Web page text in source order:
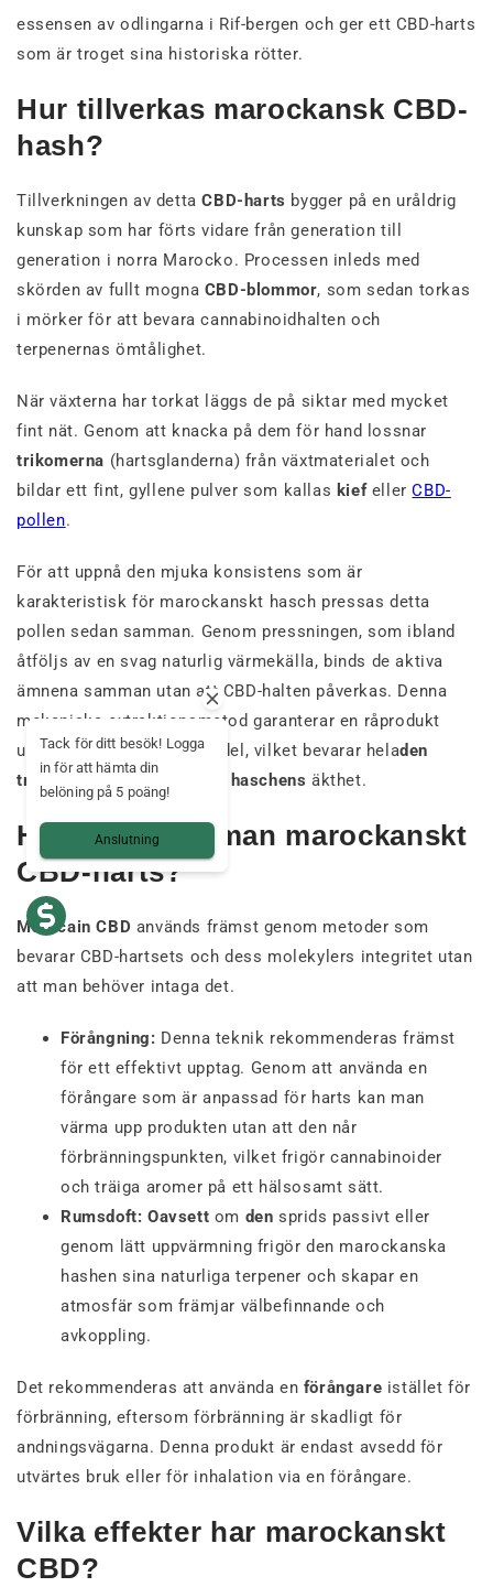
essensen av odlingarna i Rif-bergen och ger ett CBD-harts
som är troget sina historiska rötter.
Hur tillverkas marockansk CBD-
hash?
Tillverkningen av dettaCBD-harts bygger på en uråldrig
kunskap som har förts vidare från generation till
generation i norra Marocko. Processen inleds med
skörden av fullt mogna CBD-blommor, som sedan torkas
i mörker för att bevara cannabinoidhalten och
terpenernas ömtålighet.
När växterna har torkat läggs de på siktar med mycket
fint nät. Genom att knacka på dem för hand lossnar
trikomerna (hartsglanderna) från växtmaterialet och
bildar ett fint, gyllene pulver som kallas kiefellerCBD-
pollen.
För att uppnå den mjuka konsistens som är
karakteristisk för marockanskt hasch pressas detta
pollen sedan samman. Genom pressningen, som ibland
åtföljs av en svag naturlig värmekälla, binds de aktiva
ämnena samman utan att CBD-halten påverkas. Denna
mekaniska extraktionsmetod garanterar en råprodukt
utan kemiska lösningsmedel, vilket bevarar heladen
traditionella marockanska haschens äkthet.
Hur använder man marockanskt
CBD-harts?
Marocain CBD används främst genom metoder som
bevarar CBD-hartsets och dess molekylers integritet utan
att man behöver intaga det.
Förångning: Denna teknik rekommenderas främst
för ett effektivt upptag. Genom att använda en
förångare som är anpassad för harts kan man
värma upp produkten utan att den når
förbränningspunkten, vilket frigör cannabinoider
och träiga aromer på ett hälsosamt sätt.
Rumsdoft: Oavsett om den sprids passivt eller
genom lätt uppvärmning frigör den marockanska
hashen sina naturliga terpener och skapar en
atmosfär som främjar välbefinnande och
avkoppling.
Det rekommenderas att använda en förångare istället för
förbränning, eftersom förbränning är skadligt för
andningsvägarna. Denna produkt är endast avsedd för
utvärtes bruk eller för inhalation via en förångare.
Vilka effekter har marockanskt
CBD?
Tack för ditt besök! Logga
in för att hämta din
belöning på 5 poäng!
Anslutning